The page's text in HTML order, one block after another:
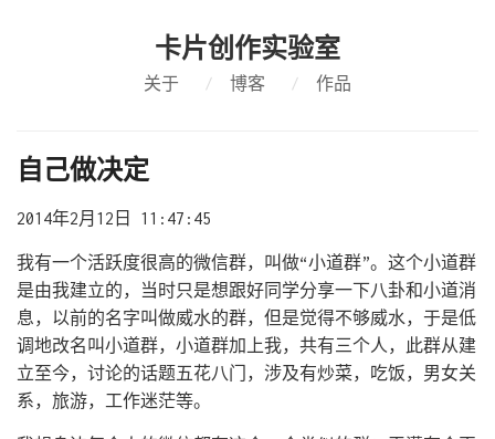
卡片创作实验室
关于 / 博客 / 作品
自己做决定
2014年2月12日 11:47:45
我有一个活跃度很高的微信群，叫做“小道群”。这个小道群
是由我建立的，当时只是想跟好同学分享一下八卦和小道消
息，以前的名字叫做威水的群，但是觉得不够威水，于是低
调地改名叫小道群，小道群加上我，共有三个人，此群从建
立至今，讨论的话题五花八门，涉及有炒菜，吃饭，男女关
系，旅游，工作迷茫等。